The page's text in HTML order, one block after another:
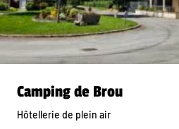
Camping de Brou
Hôtellerie de plein air